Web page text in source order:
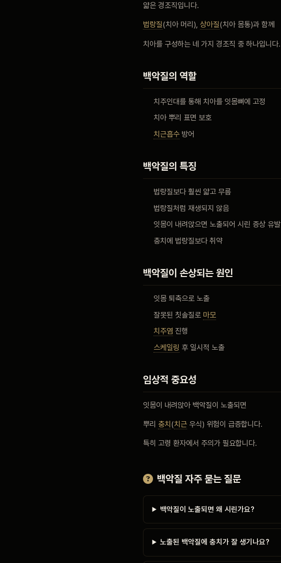
자주 묻는 질문
회원가입 / 로그인
얇은 경조직입니다.
법랑질(치아 머리), 상아질(치아 몸통)과 함께
치아를 구성하는 네 가지 경조직 중 하나입니다.
백악질의 역할
치주인대를 통해 치아를 잇몸뼈에 고정
치아 뿌리 표면 보호
치근흡수방어
백악질의 특징
법랑질보다 훨씬 얇고 무름
법랑질처럼 재생되지 않음
잇몸이 내려앉으면 노출되어 시린 증상 유발
충치에 법랑질보다 취약
백악질이 손상되는 원인
잇몸 퇴축으로 노출
잘못된 칫솔질로 마모
치주염 진행
스케일링 후 일시적 노출
임상적 중요성
잇몸이 내려앉아 백악질이 노출되면
뿌리 충치 (치근 우식) 위험이 급증합니다.
특히 고령 환자에서 주의가 필요합니다.
백악질 자주 묻는 질문
백악질이 노출되면 왜 시린가요?
노출된 백악질에 충치가 잘 생기나요?